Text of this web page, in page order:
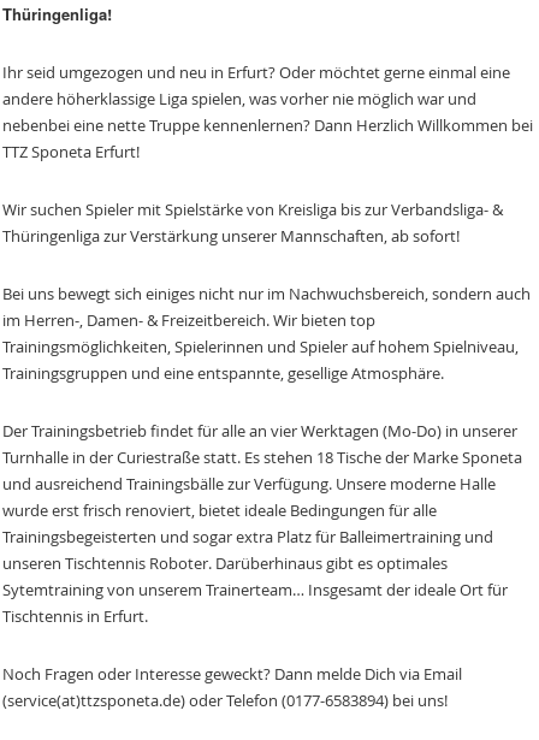
Thüringenliga!
Ihr seid umgezogen und neu in Erfurt? Oder möchtet gerne einmal eine
andere höherklassige Liga spielen, was vorher nie möglich war und
nebenbei eine nette Truppe kennenlernen? Dann Herzlich Willkommen bei
TTZ Sponeta Erfurt!
Wir suchen Spieler mit Spielstärke von Kreisliga bis zur Verbandsliga- &
Thüringenliga zur Verstärkung unserer Mannschaften, ab sofort!
Bei uns bewegt sich einiges nicht nur im Nachwuchsbereich, sondern auch
im Herren-, Damen- & Freizeitbereich. Wir bieten top
Trainingsmöglichkeiten, Spielerinnen und Spieler auf hohem Spielniveau,
Trainingsgruppen und eine entspannte, gesellige Atmosphäre.
Der Trainingsbetrieb findet für alle an vier Werktagen (Mo-Do) in unserer
Turnhalle in der Curiestraße statt. Es stehen 18 Tische der Marke Sponeta
und ausreichend Trainingsbälle zur Verfügung. Unsere moderne Halle
wurde erst frisch renoviert, bietet ideale Bedingungen für alle
Trainingsbegeisterten und sogar extra Platz für Balleimertraining und
unseren Tischtennis Roboter. Darüberhinaus gibt es optimales
Sytemtraining von unserem Trainerteam… Insgesamt der ideale Ort für
Tischtennis in Erfurt.
Noch Fragen oder Interesse geweckt? Dann melde Dich via Email
(service(at)ttzsponeta.de) oder Telefon (0177-6583894) bei uns!